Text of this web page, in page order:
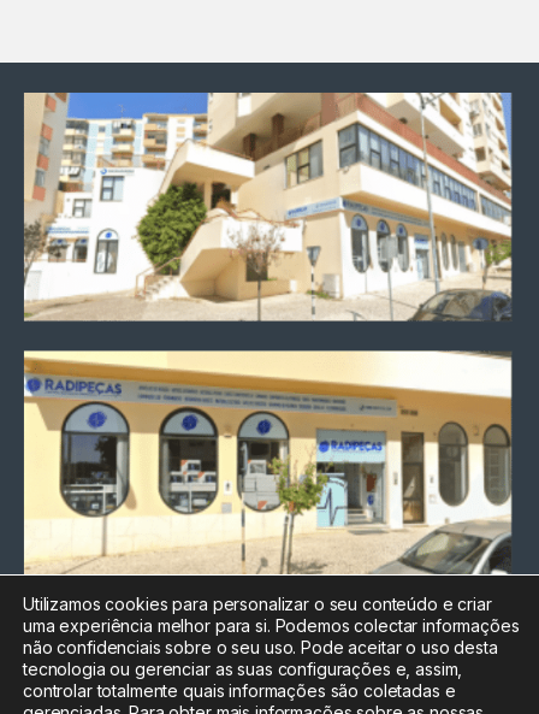
Chamada para a rede fixa
nacional
Electrónica:212
Utilizamos cookies para personalizar o seu conteúdo e criar
uma experiência melhor para si. Podemos colectar informações
não confidenciais sobre o seu uso. Pode aceitar o uso desta
tecnologia ou gerenciar as suas configurações e, assim,
controlar totalmente quais informações são coletadas e